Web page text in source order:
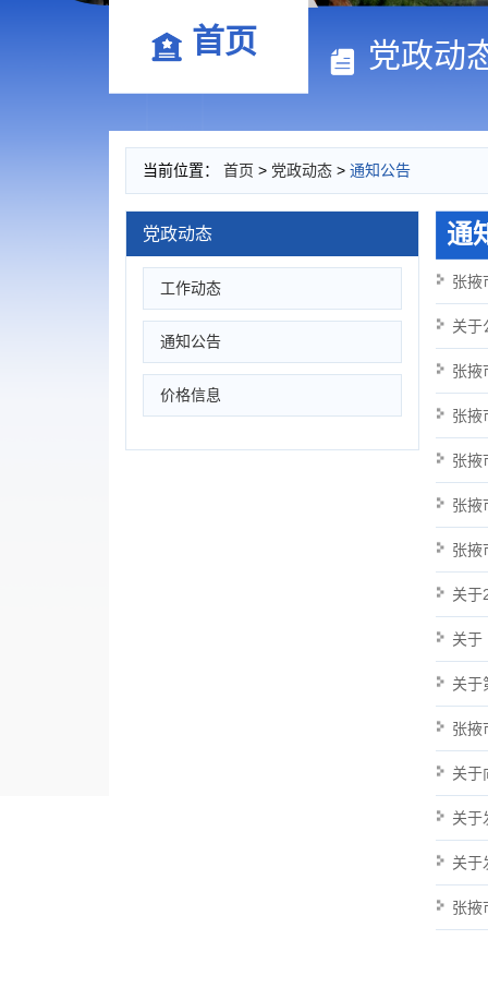
首页 党政动
当前位置： 首页 > 党政动态 > 通知公告
党政动态
工作动态
通知公告
价格信息
通
张掖
关于
张掖
张掖
张掖
张掖
张掖
关于
关于
关于
张掖
关于
关于
关于
张掖